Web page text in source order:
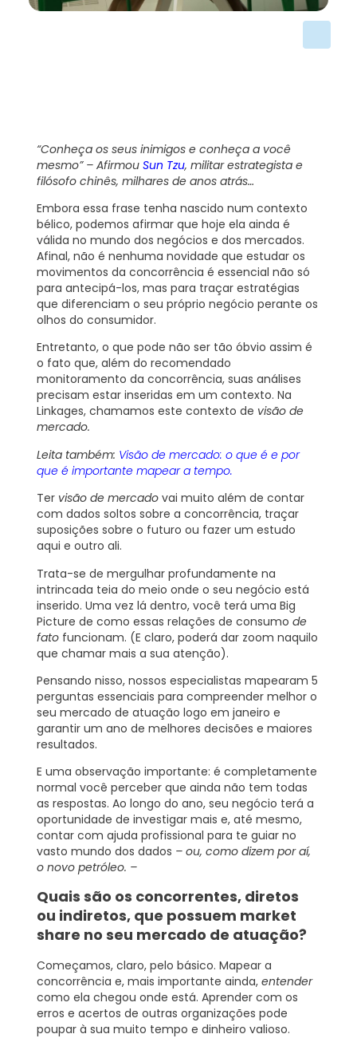
“Conheça os seus inimigos e conheça a você
mesmo” – Afirmou Sun Tzu, militar estrategista e
filósofo chinês, milhares de anos atrás…
Embora essa frase tenha nascido num contexto
bélico, podemos afirmar que hoje ela ainda é
válida no mundo dos negócios e dos mercados.
Afinal, não é nenhuma novidade que estudar os
movimentos da concorrência é essencial não só
para antecipá-los, mas para traçar estratégias
que diferenciam o seu próprio negócio perante os
olhos do consumidor.
Entretanto, o que pode não ser tão óbvio assim é
o fato que, além do recomendado
monitoramento da concorrência, suas análises
precisam estar inseridas em um contexto. Na
Linkages, chamamos este contexto de visão de
mercado.
Leita também: Visão de mercado: o que é e por
que é importante mapear a tempo.
Ter visão de mercado vai muito além de contar
com dados soltos sobre a concorrência, traçar
suposições sobre o futuro ou fazer um estudo
aqui e outro ali.
Trata-se de mergulhar profundamente na
intrincada teia do meio onde o seu negócio está
inserido. Uma vez lá dentro, você terá uma Big
Picture de como essas relações de consumo de
fatofuncionam. (E claro, poderá dar zoom naquilo
que chamar mais a sua atenção).
Pensando nisso, nossos especialistas mapearam 5
perguntas essenciais para compreender melhor o
seu mercado de atuação logo em janeiro e
garantir um ano de melhores decisões e maiores
resultados.
E uma observação importante: é completamente
normal você perceber que ainda não tem todas
as respostas. Ao longo do ano, seu negócio terá a
oportunidade de investigar mais e, até mesmo,
contar com ajuda profissional para te guiar no
vasto mundo dos dados – ou, como dizem por aí,
o novo petróleo. –
Quais são os concorrentes, diretos
ou indiretos, que possuem market
share no seu mercado de atuação?
Começamos, claro, pelo básico. Mapear a
concorrência e, mais importante ainda, entender
como ela chegou onde está. Aprender com os
erros e acertos de outras organizações pode
poupar à sua muito tempo e dinheiro valioso.